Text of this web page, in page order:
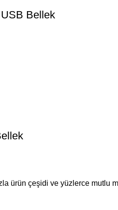
Bellek
ürün çeşidi ve yüzlerce mutlu